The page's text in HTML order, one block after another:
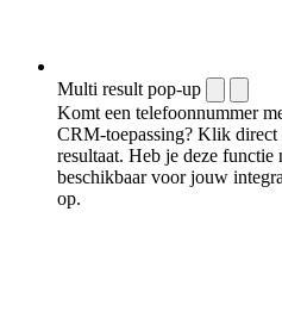
Multi result pop-up
Komt een telefoonnummer
CRM-toepassing? Klik direct
resultaat. Heb je deze
beschikbaar voor jouw
op.